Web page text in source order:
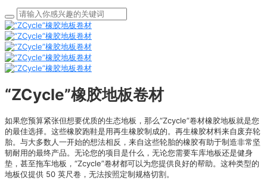
“ZCycle”橡胶地板卷材
如果您预算紧张但想要优质的生态地板，那么“Zcycle”卷材橡胶地板就是您
的最佳选择。这些橡胶跑鞋是用再生橡胶制成的。再生橡胶材料来自废弃轮
胎。与大多数人一开始的想法相反，来自这些轮胎的橡胶有助于制造非常坚
韧耐用的最终产品。无论您的项目是什么，无论您需要车库地板还是健身
垫，甚至拖车地板，“Zcycle”卷材都可以为您提供良好的帮助。这种类型的
地板仅提供 50 英尺卷，无法按照定制规格切割。